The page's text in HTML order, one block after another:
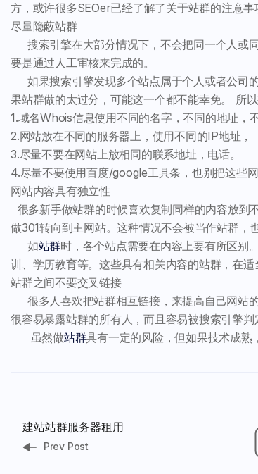
方，或许很多SEOer已经了解了关于站群的注意
尽量隐蔽站群
搜索引擎在大部分情况下，不会把同一个人或
要是通过人工审核来完成的。
如果搜索引擎发现多个站点属于个人或者公司
果站群做的太过分，可能这一个都不能幸免。 所
1.域名Whois信息使用不同的名字，不同的地址，
2.网站放在不同的服务器上，使用不同的IP地址，
3.尽量不要在网站上放相同的联系地址，电话。
4.尽量不要使用百度/google工具条，也别把这些
网站内容具有独立性
很多新手做站群的时候喜欢复制同样的内容放
做301转向到主网站。这种情况不会被当作站群，
如站群时，各个站点需要在内容上要有所区别
训、学历教育等。这些具有相关内容的站群，在适
站群之间不要交叉链接
很多人喜欢把站群相互链接，来提高自己网站
很容易暴露站群的所有人，而且容易被搜索引擎判
虽然做站群具有一定的风险，但如果技术成熟
建站站群服务器租用
Prev Post